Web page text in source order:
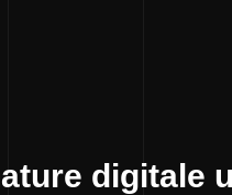
digitale